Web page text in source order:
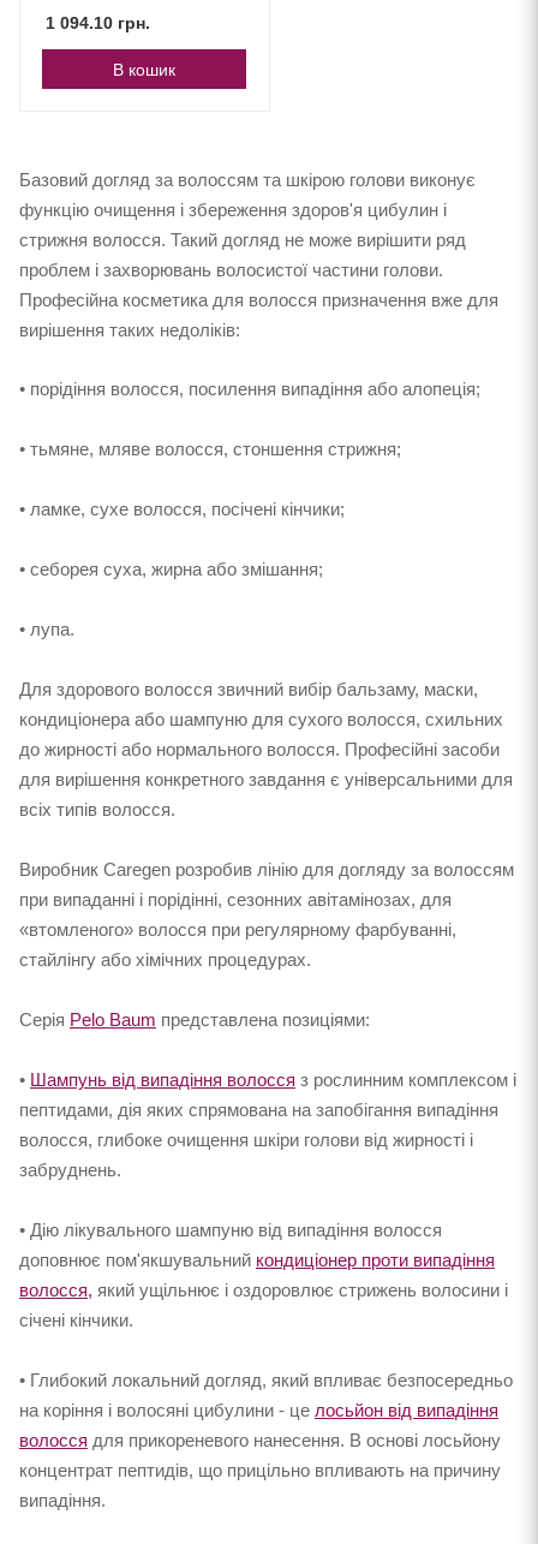
1 094.10 грн.
В кошик
Базовий догляд за волоссям та шкірою голови виконує
функцію очищення і збереження здоров'я цибулин і
стрижня волосся. Такий догляд не може вирішити ряд
проблем і захворювань волосистої частини голови.
Професійна косметика для волосся призначення вже для
вирішення таких недоліків:
• порідіння волосся, посилення випадіння або алопеція;
• тьмяне, мляве волосся, стоншення стрижня;
• ламке, сухе волосся, посічені кінчики;
• себорея суха, жирна або змішання;
• лупа.
Для здорового волосся звичний вибір бальзаму, маски,
кондиціонера або шампуню для сухого волосся, схильних
до жирності або нормального волосся. Професійні засоби
для вирішення конкретного завдання є універсальними для
всіх типів волосся.
Виробник Caregen розробив лінію для догляду за волоссям
при випаданні і порідінні, сезонних авітамінозах, для
«втомленого» волосся при регулярному фарбуванні,
стайлінгу або хімічних процедурах.
Серія Pelo Baum представлена ​​позиціями:
• Шампунь від випадіння волосся з рослинним комплексом і
пептидами, дія яких спрямована на запобігання випадіння
волосся, глибоке очищення шкіри голови від жирності і
забруднень.
• Дію лікувального шампуню від випадіння волосся
доповнює пом'якшувальний кондиціонер проти випадіння
волосся, який ущільнює і оздоровлює стрижень волосини і
січені кінчики.
• Глибокий локальний догляд, який впливає безпосередньо
на коріння і волосяні цибулини - це лосьйон від випадіння
волосся для прикореневого нанесення. В основі лосьйону
концентрат пептидів, що прицільно впливають на причину
випадіння.